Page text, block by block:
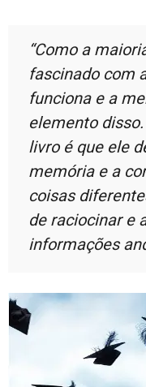
“Como a
fascinado com
funciona e a
elemento
livro é que ele
memória e a
coisas
de raciocinar e
informações